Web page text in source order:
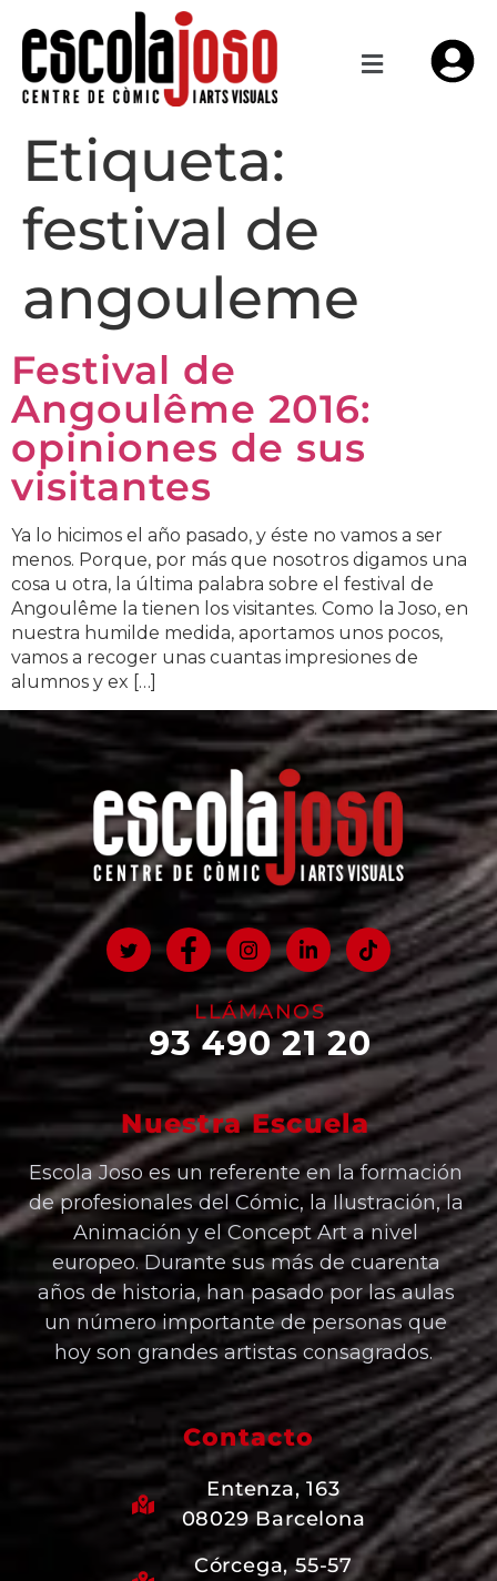
Etiqueta:
festival de
angouleme
Festival de
Angoulême 2016:
opiniones de sus
visitantes
Ya lo hicimos el año pasado, y éste no vamos a ser
menos. Porque, por más que nosotros digamos una
cosa u otra, la última palabra sobre el festival de
Angoulême la tienen los visitantes. Como la Joso, en
nuestra humilde medida, aportamos unos pocos,
vamos a recoger unas cuantas impresiones de
alumnos y ex […]
LLÁMANOS
93 490 21 20
Nuestra Escuela
Escola Joso es un referente en la formación
de profesionales del Cómic, la Ilustración, la
Animación y el Concept Art a nivel
europeo. Durante sus más de cuarenta
años de historia, han pasado por las aulas
un número importante de personas que
hoy son grandes artistas consagrados.
Contacto
Entenza, 163
08029 Barcelona
Córcega, 55-57